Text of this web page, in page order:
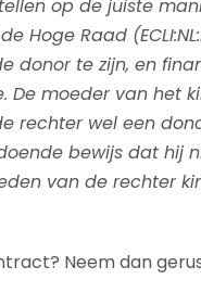
op de juiste
Raad
donor te zijn, en
De moeder van het
rechter wel een
bewijs dat hij
van de rechter
Neem dan